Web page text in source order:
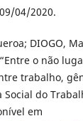
04/2020.
DIOGO,
o não
trabalho,
Social do
em